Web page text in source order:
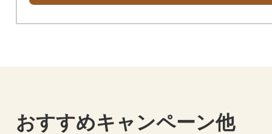
おすすめキャンペーン他